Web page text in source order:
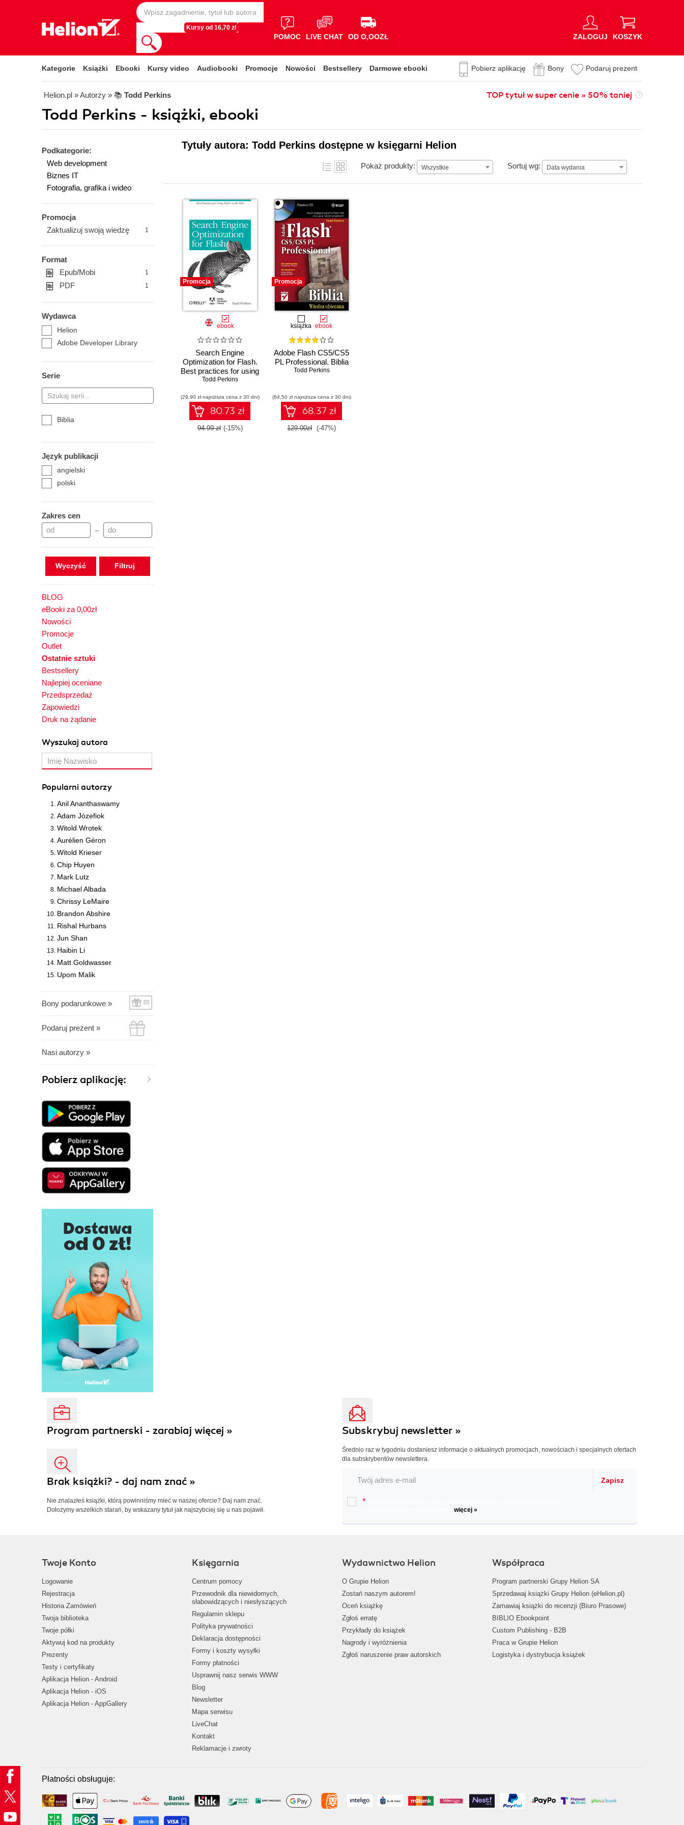
Kursy od 16,70 zł
POMOC LIVE CHAT OD O,OOZŁ ZALOGUJ KOSZYK
Kategorie Książki Ebooki Kursy video Audiobooki Promocje Nowości Bestsellery Darmowe ebooki Pobierz aplikację Bony Podaruj prezent
Helion.pl » Autorzy » 📚 Todd Perkins TOP tytuł w super cenie » 50% taniej
Todd Perkins - książki, ebooki
Podkategorie:
Web development
Biznes IT
Fotografia, grafika i wideo
Promocja
Zaktualizuj swoją wiedzę
1
Format
Epub/Mobi
1
PDF 1
Wydawca
Helion
Adobe Developer Library
Serie
Biblia
Język publikacji
angielski
polski
Zakres cen
–
Wyczyść
BLOG
eBooki za 0,00zł
Nowości
Promocje
Outlet
Ostatnie sztuki
Bestsellery
Najlepiej oceniane
Przedsprzedaż
Zapowiedzi
Druk na żądanie
Wyszukaj autora
Popularni autorzy
Anil Ananthaswamy
Adam Józefiok
Witold Wrotek
Aurélien Géron
Witold Krieser
Chip Huyen
Mark Lutz
Michael Albada
Chrissy LeMaire
Brandon Abshire
Rishal Hurbans
Jun Shan
Haibin Li
Matt Goldwasser
Upom Malik
Bony podarunkowe »
Podaruj prezent »
Nasi autorzy »
Pobierz aplikację:
Tytuły autora: Todd Perkins dostępne w księgarni Helion
Pokaż produkty: Wszystkie Sortuj wg: Data wydania
Data wydania
Promocja
ebook
Search Engine
Optimization for Flash.
Best practices for using
Flash on the web
Todd Perkins
(29,90 zł najniższa cena z 30 dni)
80.73 zł
94.99 zł (-15%)
Promocja
książka ebook
Adobe Flash CS5/CS5
PL Professional. Biblia
Todd Perkins
(64,50 zł najniższa cena z 30 dni)
68.37 zł
129.00zł (-47%)
Program partnerski - zarabiaj więcej »
Brak książki? - daj nam znać »
Nie znalazłeś książki, którą powinniśmy mieć w naszej ofercie? Daj nam znać.
Dołożymy wszelkich starań, by wskazany tytuł jak najszybciej się u nas pojawił.
Subskrybuj newsletter »
Średnio raz w tygodniu dostaniesz informacje o aktualnych promocjach, nowościach i specjalnych ofertach
dla subskrybentów newslettera.
Zapisz
*
więcej »
Twoje Konto
Logowanie
Rejestracja
Historia Zamówień
Twoja biblioteka
Twoje półki
Aktywuj kod na produkty
Prezenty
Testy i certyfikaty
Aplikacja Helion - Android
Aplikacja Helion - iOS
Aplikacja Helion - AppGallery
Księgarnia
Centrum pomocy
Przewodnik dla niewidomych,
słabowidzących i niesłyszących
Regulamin sklepu
Polityka prywatności
Deklaracja dostępności
Formy i koszty wysyłki
Formy płatności
Usprawnij nasz serwis WWW
Blog
Newsletter
Mapa serwisu
LiveChat
Kontakt
Reklamacje i zwroty
Wydawnictwo Helion
O Grupie Helion
Zostań naszym autorem!
Oceń książkę
Zgłoś erratę
Przykłady do książek
Nagrody i wyróżnienia
Zgłoś naruszenie praw autorskich
Współpraca
Program partnerski Grupy Helion SA
Sprzedawaj książki Grupy Helion (eHelion.pl)
Zamawiaj książki do recenzji (Biuro Prasowe)
BIBLIO Ebookpoint
Custom Publishing - B2B
Praca w Grupie Helion
Logistyka i dystrybucja książek
Płatności obsługuje: